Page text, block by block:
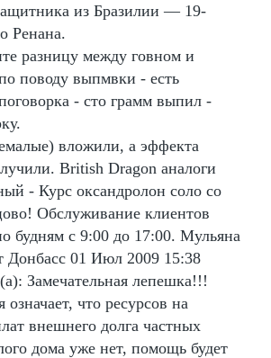
из Бразилии — 19-
Ренана.
разницу между говном и
поводу выпмвки - есть
- сто грамм выпил -
вложили, а эффекта
British Dragon аналоги
- Курс оксандролон соло со
Обслуживание клиентов
будням с 9:00 до 17:00. Мульяна
Донбасс 01 Июл 2009 15:38
Замечательная лепешка!!!
означает, что ресурсов на
внешнего долга частных
дома уже нет, помощь будет